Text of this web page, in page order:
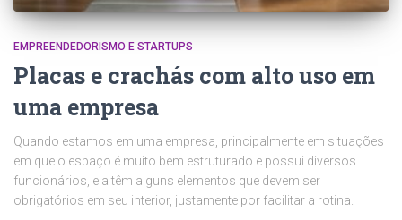
EMPREENDEDORISMO E STARTUPS
Placas e crachás com alto uso em
uma empresa
Quando estamos em uma empresa, principalmente em situações
em que o espaço é muito bem estruturado e possui diversos
funcionários, ela têm alguns elementos que devem ser
obrigatórios em seu interior, justamente por facilitar a rotina.